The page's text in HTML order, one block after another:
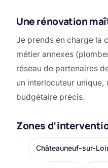
Une rénovation
Je prends en charge la
métier annexes
réseau de partenaires
un interlocuteur unique,
budgétaire précis.
Zones
Châteauneuf-sur-